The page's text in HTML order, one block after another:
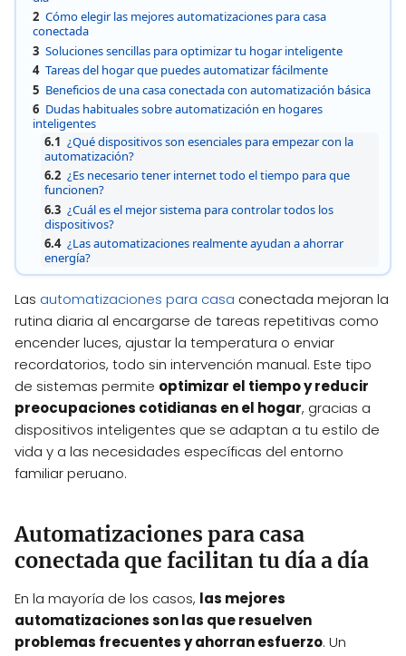
2 Cómo elegir las mejores automatizaciones para casa
conectada
3 Soluciones sencillas para optimizar tu hogar inteligente
4 Tareas del hogar que puedes automatizar fácilmente
5 Beneficios de una casa conectada con automatización básica
6 Dudas habituales sobre automatización en hogares
inteligentes
6.1 ¿Qué dispositivos son esenciales para empezar con la
automatización?
6.2 ¿Es necesario tener internet todo el tiempo para que
funcionen?
6.3 ¿Cuál es el mejor sistema para controlar todos los
dispositivos?
6.4 ¿Las automatizaciones realmente ayudan a ahorrar
energía?
Las automatizaciones para casa conectada mejoran la
rutina diaria al encargarse de tareas repetitivas como
encender luces, ajustar la temperatura o enviar
recordatorios, todo sin intervención manual. Este tipo
de sistemas permite optimizar el tiempo y reducir
preocupaciones cotidianas en el hogar, gracias a
dispositivos inteligentes que se adaptan a tu estilo de
vida y a las necesidades específicas del entorno
familiar peruano.
Automatizaciones para casa
conectada que facilitan tu día a día
En la mayoría de los casos, las mejores
automatizaciones son las que resuelven
problemas frecuentes y ahorran esfuerzo. Un